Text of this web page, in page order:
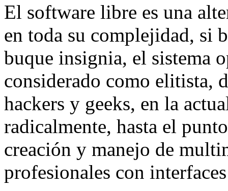
El software libre es una
en toda su complejidad, si
buque insignia, el sistema
considerado como elitista,
hackers y geeks, en la
radicalmente, hasta el
creación y manejo de
profesionales con